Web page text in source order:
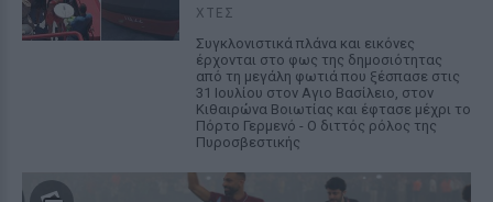
ΧΤΕΣ
Συγκλονιστικά πλάνα και εικόνες
έρχονται στο φως της δημοσιότητας
από τη μεγάλη φωτιά που ξέσπασε στις
31 Ιουλίου στον Αγιο Βασίλειο, στον
Κιθαιρώνα Βοιωτίας και έφτασε μέχρι το
Πόρτο Γερμενό - Ο διττός ρόλος της
Πυροσβεστικής